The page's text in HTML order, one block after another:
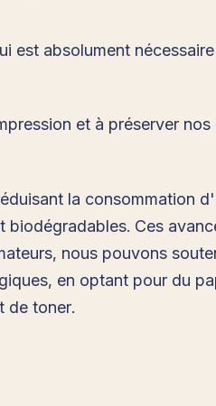
est absolument
et à préserver nos
la consommation
Ces
nous pouvons
en optant pour du
de toner.